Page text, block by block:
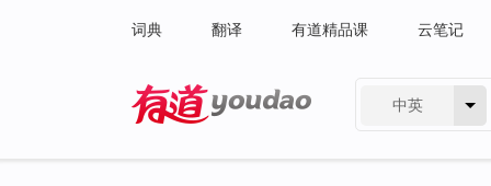
词典 翻译 有道精品课 云笔记
中英